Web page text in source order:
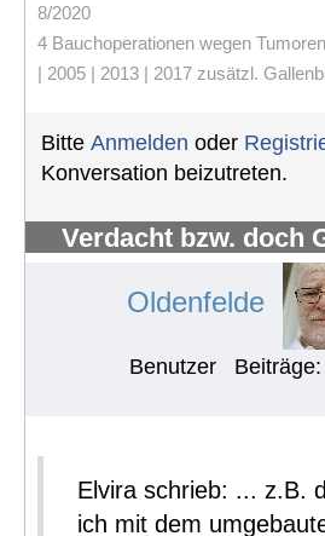
8/2020
4 Bauchoperationen wegen
| 2005 | 2013 | 2017 zusätzl.
Bitte Anmelden oder
Konversation beizutreten.
Verdacht bzw. doch
Oldenfelde
Benutzer
Elvira schrieb: ... z.B.
ich mit dem